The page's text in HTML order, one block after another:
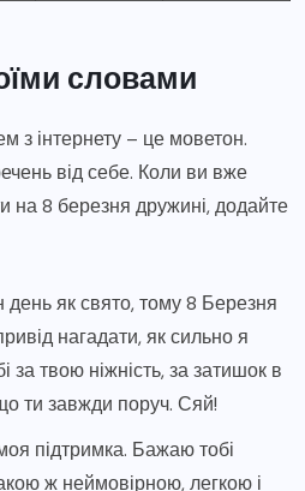
словами
з інтернету – це моветон.
від себе. Коли ви вже
на 8 березня дружині, додайте
як свято, тому 8 Березня
нагадати, як сильно я
за твою ніжність, за затишок в
ти завжди поруч. Сяй!
підтримка. Бажаю тобі
ж неймовірною, легкою і